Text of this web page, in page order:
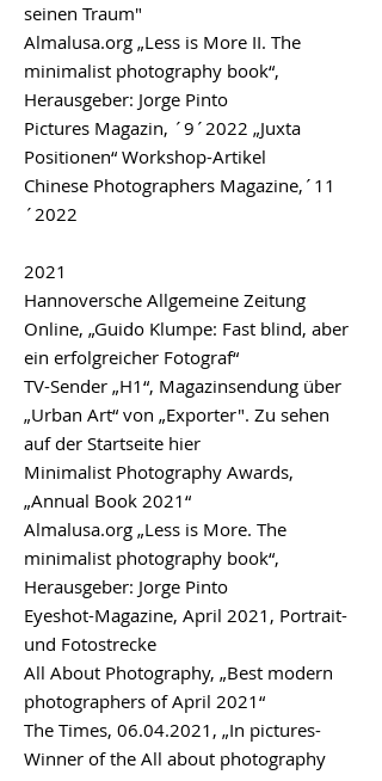
seinen Traum"
Almalusa.org „Less is More II. The
minimalist photography book“,
Herausgeber: Jorge Pinto
Pictures Magazin, ´9´2022 „Juxta
Positionen“ Workshop-Artikel
Chinese Photographers Magazine,´11
´2022
2021
Hannoversche Allgemeine Zeitung
Online, „Guido Klumpe: Fast blind, aber
ein erfolgreicher Fotograf“
TV-Sender „H1“, Magazinsendung über
„Urban Art“ von „Exporter". Zu sehen
auf der Startseite hier
Minimalist Photography Awards,
„Annual Book 2021“
Almalusa.org „Less is More. The
minimalist photography book“,
Herausgeber: Jorge Pinto
Eyeshot-Magazine, April 2021, Portrait-
und Fotostrecke
All About Photography, „Best modern
photographers of April 2021“
The Times, 06.04.2021, „In pictures-
Winner of the All about photography